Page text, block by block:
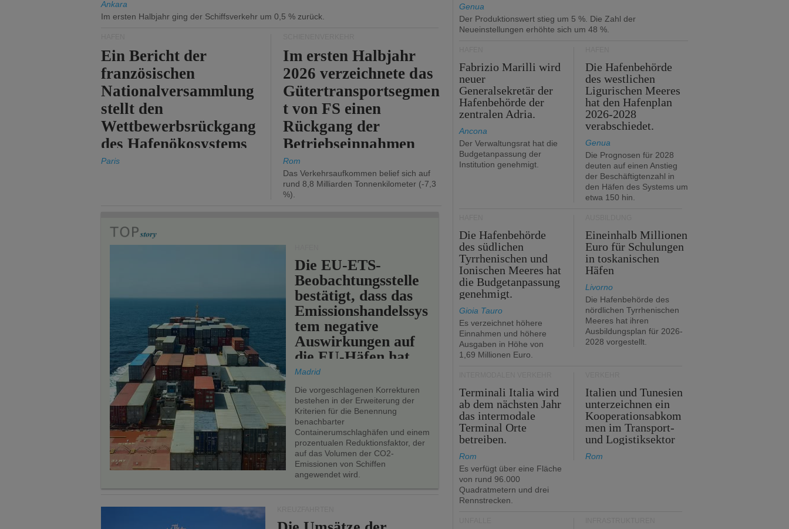
Ankara
Im ersten Halbjahr ging der Schiffsverkehr um 0,5 % zurück.
Ein Bericht der
französischen
Nationalversammlung
stellt den
Wettbewerbsrückgang
des Hafenökosystems
des Staates fest.
Paris
Im ersten Halbjahr
2026 verzeichnete das
Gütertransportsegmen
t von FS einen
Rückgang der
Betriebseinnahmen
um 2,7 %.
Rom
Das Verkehrsaufkommen belief sich auf
rund 8,8 Milliarden Tonnenkilometer (-7,3
%).
Die EU-ETS-
Beobachtungsstelle
bestätigt, dass das
Emissionshandelssys
tem negative
Auswirkungen auf
die EU-Häfen hat.
Madrid
Die vorgeschlagenen Korrekturen
bestehen in der Erweiterung der
Kriterien für die Benennung
benachbarter
Containerumschlaghäfen und einem
prozentualen Reduktionsfaktor, der
auf das Volumen der CO2-
Emissionen von Schiffen
angewendet wird.
Genua
Der Produktionswert stieg um 5 %. Die Zahl der
Neueinstellungen erhöhte sich um 48 %.
Fabrizio Marilli wird
neuer
Generalsekretär der
Hafenbehörde der
zentralen Adria.
Ancona
Der Verwaltungsrat hat die
Budgetanpassung der
Institution genehmigt.
Die Hafenbehörde
des westlichen
Ligurischen Meeres
hat den Hafenplan
2026-2028
verabschiedet.
Genua
Die Prognosen für 2028
deuten auf einen Anstieg
der Beschäftigtenzahl in
den Häfen des Systems um
etwa 150 hin.
Die Hafenbehörde
des südlichen
Tyrrhenischen und
Ionischen Meeres hat
die Budgetanpassung
genehmigt.
Gioia Tauro
Es verzeichnet höhere
Einnahmen und höhere
Ausgaben in Höhe von
1,69 Millionen Euro.
Eineinhalb Millionen
Euro für Schulungen
in toskanischen
Häfen
Livorno
Die Hafenbehörde des
nördlichen Tyrrhenischen
Meeres hat ihren
Ausbildungsplan für 2026-
2028 vorgestellt.
Terminali Italia wird
ab dem nächsten Jahr
das intermodale
Terminal Orte
betreiben.
Rom
Es verfügt über eine Fläche
von rund 96.000
Quadratmetern und drei
Rennstrecken.
Italien und Tunesien
unterzeichnen ein
Kooperationsabkom
men im Transport-
und Logistiksektor
Rom